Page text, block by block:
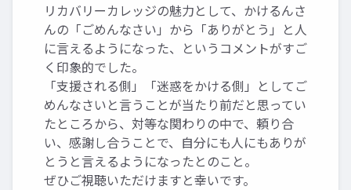
リカバリーカレッジの魅力として、かけるんさ
んの「ごめんなさい」から「ありがとう」と人
に言えるようになった、というコメントがすご
く印象的でした。
「支援される側」「迷惑をかける側」としてご
めんなさいと言うことが当たり前だと思ってい
たところから、対等な関わりの中で、頼り合
い、感謝し合うことで、自分にも人にもありが
とうと言えるようになったとのこと。
ぜひご視聴いただけますと幸いです。